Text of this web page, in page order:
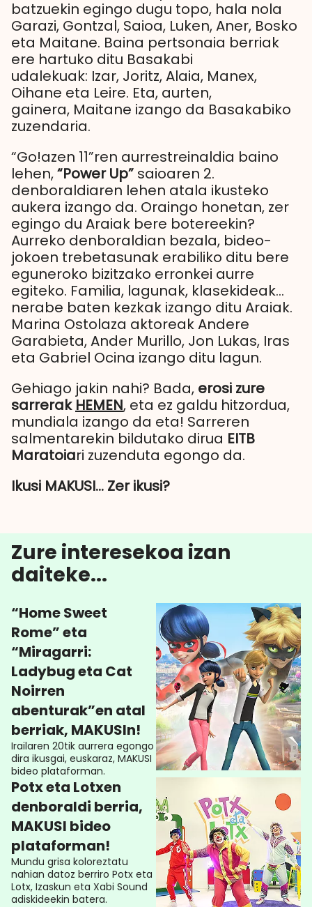
batzuekin egingo dugu topo, hala nola
Garazi, Gontzal, Saioa, Luken, Aner, Bosko
eta Maitane. Baina pertsonaia berriak
ere hartuko ditu Basakabi
udalekuak: Izar, Joritz, Alaia, Manex,
Oihane eta Leire. Eta, aurten,
gainera, Maitane izango da Basakabiko
zuzendaria.
“Go!azen 11”ren aurrestreinaldia baino
lehen,“Power Up” saioaren 2.
denboraldiaren lehen atala ikusteko
aukera izango da. Oraingo honetan, zer
egingo du Araiak bere botereekin?
Aurreko denboraldian bezala, bideo-
jokoen trebetasunak erabiliko ditu bere
eguneroko bizitzako erronkei aurre
egiteko. Familia, lagunak, klasekideak…
nerabe baten kezkak izango ditu Araiak.
Marina Ostolaza aktoreak Andere
Garabieta, Ander Murillo, Jon Lukas, Iras
eta Gabriel Ocina izango ditu lagun.
Gehiago jakin nahi? Bada, erosi zure
sarrerak HEMEN, eta ez galdu hitzordua,
mundiala izango da eta! Sarreren
salmentarekin bildutako dirua EITB
Maratoiari zuzenduta egongo da.
Ikusi MAKUSI… Zer ikusi?
Zure interesekoa izan
daiteke...
“Home Sweet
Rome” eta
“Miragarri:
Ladybug eta Cat
Noirren
abenturak”en atal
berriak, MAKUSIn!
Irailaren 20tik aurrera egongo
dira ikusgai, euskaraz, MAKUSI
bideo plataforman.
Potx eta Lotxen
denboraldi berria,
MAKUSI bideo
plataforman!
Mundu grisa koloreztatu
nahian datoz berriro Potx eta
Lotx, Izaskun eta Xabi Sound
adiskideekin batera.